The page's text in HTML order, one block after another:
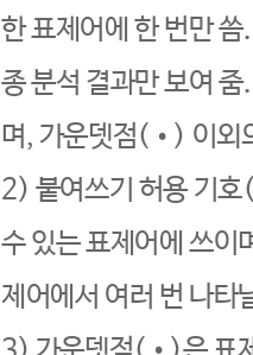
한 표제어에 한 번만
종 분석 결과만 보여
며, 가운뎃점(•) 이외
2) 붙여쓰기 허용 기호
수 있는 표제어에 쓰이
제어에서 여러 번 나타